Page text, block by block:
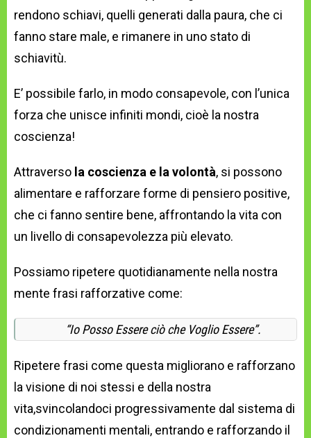
rendono schiavi, quelli generati dalla paura, che ci
fanno stare male, e rimanere in uno stato di
schiavitù.
E’ possibile farlo, in modo consapevole, con l’unica
forza che unisce infiniti mondi, cioè la nostra
coscienza!
Attraverso la coscienza e la volontà, si possono
alimentare e rafforzare forme di pensiero positive,
che ci fanno sentire bene, affrontando la vita con
un livello di consapevolezza più elevato.
Possiamo ripetere quotidianamente nella nostra
mente frasi rafforzative come:
“Io Posso Essere ciò che Voglio Essere”.
Ripetere frasi come questa migliorano e rafforzano
la visione di noi stessi e della nostra
vita,svincolandoci progressivamente dal sistema di
condizionamenti mentali, entrando e rafforzando il